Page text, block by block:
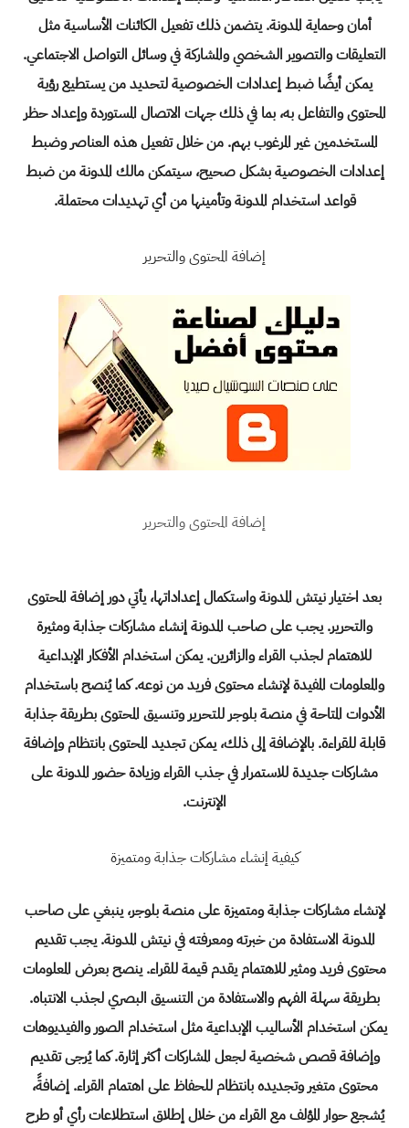
أمان وحماية المدونة. يتضمن ذلك تفعيل الكائنات الأساسية مثل
التعليقات والتصوير الشخصي والمشاركة في وسائل التواصل الاجتماعي.
يمكن أيضًا ضبط إعدادات الخصوصية لتحديد من يستطيع رؤية
المحتوى والتفاعل به، بما في ذلك جهات الاتصال المستوردة وإعداد حظر
المستخدمين غير المرغوب بهم. من خلال تفعيل هذه العناصر وضبط
إعدادات الخصوصية بشكل صحيح، سيتمكن مالك المدونة من ضبط
قواعد استخدام المدونة وتأمينها من أي تهديدات محتملة.
إضافة المحتوى والتحرير
إضافة المحتوى والتحرير
بعد اختيار نيتش المدونة واستكمال إعداداتها، يأتي دور إضافة المحتوى
والتحرير. يجب على صاحب المدونة إنشاءمشاركات جذابة ومثيرة
للاهتمام لجذب القراء والزائرين. يمكن استخدام الأفكار الإبداعية
والمعلومات المفيدة لإنشاء محتوى فريد من نوعه. كما يُنصح باستخدام
الأدوات المتاحة فيمنصة بلوجرللتحرير وتنسيق المحتوى بطريقة جذابة
قابلة للقراءة. بالإضافة إلى ذلك، يمكن تجديد المحتوى بانتظام وإضافة
مشاركات جديدة للاستمرار في جذب القراء وزيادة حضور المدونة على
الإنترنت.
كيفية إنشاء مشاركات جذابة ومتميزة
لإنشاء مشاركات جذابة ومتميزة علىمنصة بلوجر، ينبغي على صاحب
المدونة الاستفادة من خبرته ومعرفته في نيتش المدونة. يجب تقديم
محتوى فريد ومثير للاهتمام يقدم قيمة للقراء. ينصح بعرض المعلومات
بطريقة سهلة الفهم والاستفادة من التنسيق البصري لجذب الانتباه.
يمكن استخدام الأساليب الإبداعية مثل استخدام الصور والفيديوهات
وإضافة قصص شخصية لجعل المشاركات أكثر إثارة. كما يُرجى تقديم
محتوى متغير وتجديده بانتظام للحفاظ على اهتمام القراء. إضافةً،
يُشجع حوار المؤلف مع القراء من خلال إطلاق استطلاعات رأي أو طرح